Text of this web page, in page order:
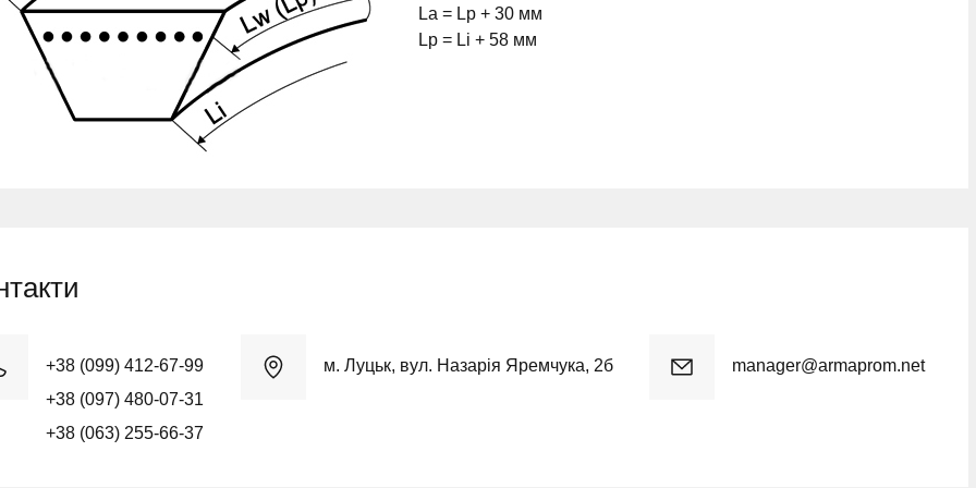
La = Lp + 30 мм
Lp = Li + 58 мм
+38 (099) 412-67-99
+38 (097) 480-07-31
+38 (063) 255-66-37
м. Луцьк, вул. Назарія Яремчука, 2б manager@armaprom.net